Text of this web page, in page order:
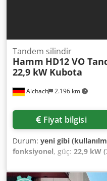
Aichach 2.196 km
Tandem silindir
Hamm HD12 VO
22,9 kW Kubota
Fiyat bilgisi
Durum: yeni gibi
fonksiyonel, güç: 22,9 kW
, işletme
çalışma saatleri:300 h,